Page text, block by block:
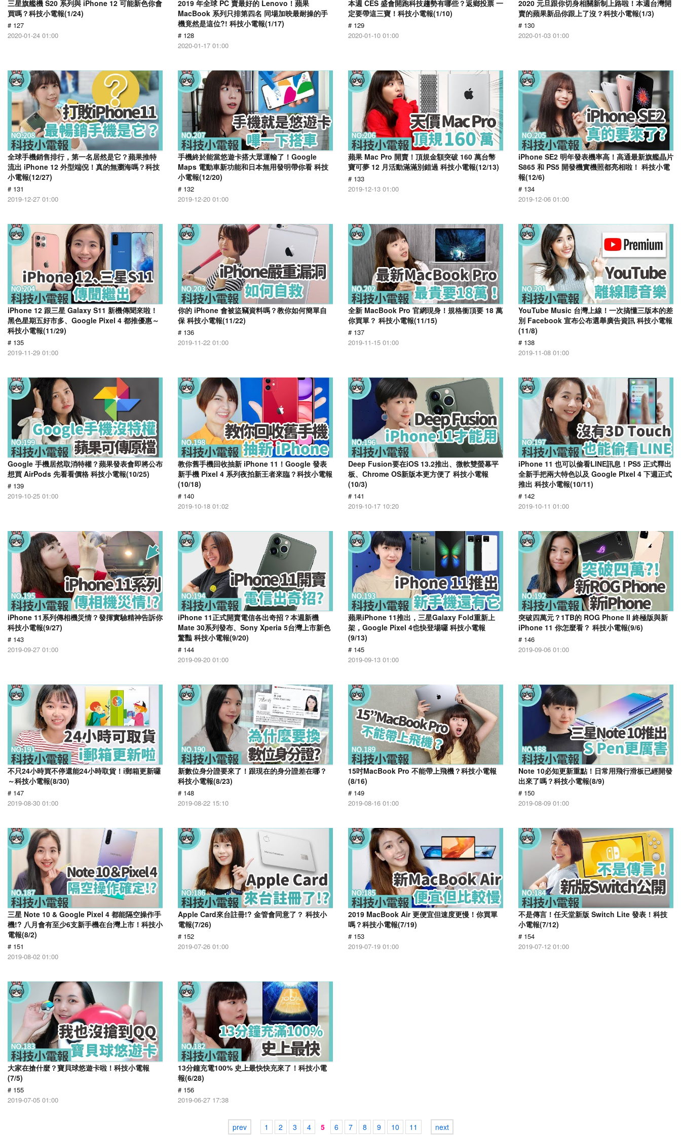
三星旗艦機 S20 系列與 iPhone 12 可能新色你會
買嗎？科技小電報(1/24)
# 127
2020-01-24 01:00
2019 年全球 PC 賣最好的 Lenovo！蘋果
MacBook 系列只排第四名 同場加映最耐操的手
機竟然是這位?! 科技小電報(1/17)
# 128
2020-01-17 01:00
本週 CES 盛會開跑科技趨勢有哪些？返鄉投票 一
定要帶這三寶！科技小電報(1/10)
# 129
2020-01-10 01:00
2020 元旦跟你切身相關新制上路啦！本週台灣開
賣的蘋果新品你跟上了沒？科技小電報(1/3)
# 130
2020-01-03 01:00
全球手機銷售排行，第一名居然是它？蘋果推特
流出 iPhone 12 外型端倪！真的無瀏海嗎？科技
小電報(12/27)
# 131
2019-12-27 01:00
手機終於能當悠遊卡搭大眾運輸了！Google
Maps 電動車新功能和日本無用發明帶你看 科技
小電報(12/20)
# 132
2019-12-20 01:00
蘋果 Mac Pro 開賣！頂規金額突破 160 萬台幣
寶可夢 12 月活動滿滿別錯過 科技小電報(12/13)
# 133
2019-12-13 01:00
iPhone SE2 明年發表機率高！高通最新旗艦晶片
S865 和 PS5 開發機實機照都亮相啦！ 科技小電
報(12/6)
# 134
2019-12-06 01:00
iPhone 12 跟三星 Galaxy S11 新機傳聞來啦！
黑色星期五好市多、Google Pixel 4 都推優惠～
科技小電報(11/29)
# 135
2019-11-29 01:00
你的 iPhone 會被盜竊資料嗎？教你如何簡單自
保 科技小電報(11/22)
# 136
2019-11-22 01:00
全新 MacBook Pro 官網現身！規格衝頂要 18 萬
你買單？ 科技小電報(11/15)
# 137
2019-11-15 01:00
YouTube Music 台灣上線！一次搞懂三版本的差
別 Facebook 宣布公布選舉廣告資訊 科技小電報
(11/8)
# 138
2019-11-08 01:00
Google 手機居然取消特權？蘋果發表會即將公布
想買 AirPods 先看看價格 科技小電報(10/25)
# 139
2019-10-25 01:00
教你舊手機回收抽新 iPhone 11！Google 發表
新手機 Pixel 4 系列夜拍新王者來臨？科技小電報
(10/18)
# 140
2019-10-18 01:02
Deep Fusion要在iOS 13.2推出、微軟雙螢幕平
板、Chrome OS新版本更方便了 科技小電報
(10/3)
# 141
2019-10-17 10:20
iPhone 11 也可以偷看LINE訊息！PS5 正式釋出
全新手把兩大特色以及 Google PIxel 4 下週正式
推出 科技小電報(10/11)
# 142
2019-10-11 01:00
iPhone 11系列傳相機災情？發揮實驗精神告訴你
科技小電報(9/27)
# 143
2019-09-27 01:00
iPhone 11正式開賣電信各出奇招？本週新機
Mate 30系列發布、Sony Xperia 5台灣上市新色
驚豔 科技小電報(9/20)
# 144
2019-09-20 01:00
蘋果iPhone 11推出，三星Galaxy Fold重新上
架，Google Pixel 4也快登場囉 科技小電報
(9/13)
# 145
2019-09-13 01:00
突破四萬元？1TB的 ROG Phone II 終極版與新
iPhone 11 你怎麼看？ 科技小電報(9/6)
# 146
2019-09-06 01:00
不只24小時買不停還能24小時取貨！i郵箱更新囉
～科技小電報(8/30)
# 147
2019-08-30 01:00
新數位身分證要來了！跟現在的身分證差在哪？
科技小電報(8/23)
# 148
2019-08-22 15:10
15吋MacBook Pro 不能帶上飛機？科技小電報
(8/16)
# 149
2019-08-16 01:00
Note 10必知更新重點！日常用飛行滑板已經開發
出來了嗎？科技小電報(8/9)
# 150
2019-08-09 01:00
三星 Note 10 & Google Pixel 4 都能隔空操作手
機!? 八月會有至少6支新手機在台灣上市！科技小
電報(8/2)
# 151
2019-08-02 01:00
Apple Card來台註冊!? 金管會同意了？ 科技小
電報(7/26)
# 152
2019-07-26 01:00
2019 MacBook Air 更便宜但速度更慢！你買單
嗎？科技小電報(7/19)
# 153
2019-07-19 01:00
不是傳言！任天堂新版 Switch Lite 發表！科技
小電報(7/12)
# 154
2019-07-12 01:00
大家在搶什麼？寶貝球悠遊卡啦！科技小電報
(7/5)
# 155
2019-07-05 01:00
13分鐘充電100% 史上最快快充來了！科技小電
報(6/28)
# 156
2019-06-27 17:38
prev 1 2 3 4 5 6 7 8 9 10 11 next